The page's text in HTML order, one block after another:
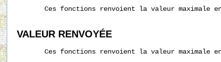
Ces fonctions renvoient la valeur maximale
VALEUR RENVOYÉE
Ces fonctions renvoient la valeur maximale